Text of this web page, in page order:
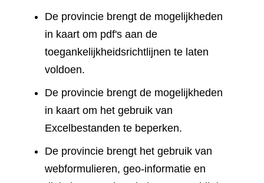
De provincie brengt de mogelijkheden
in kaart om pdf's aan de
toegankelijkheidsrichtlijnen te laten
voldoen.
De provincie brengt de mogelijkheden
in kaart om het gebruik van
Excelbestanden te beperken.
De provincie brengt het gebruik van
webformulieren, geo-informatie en